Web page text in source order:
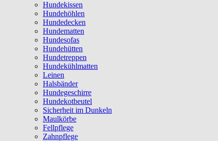
Hundekissen
Hundehöhlen
Hundedecken
Hundematten
Hundesofas
Hundehütten
Hundetreppen
Hundekühlmatten
Leinen
Halsbänder
Hundegeschirre
Hundekotbeutel
Sicherheit im Dunkeln
Maulkörbe
Fellpflege
Zahnpflege